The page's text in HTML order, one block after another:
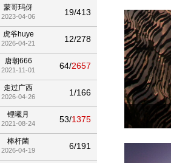
19/413
蒙哥玛伢
2023-04-06
12/278
虎爷huye
2026-04-21
64/2657
唐朝666
2021-11-01
1/166
走过广西
2026-04-26
53/1375
锂曦月
2021-08-24
6/191
棒杆菌
2026-04-19